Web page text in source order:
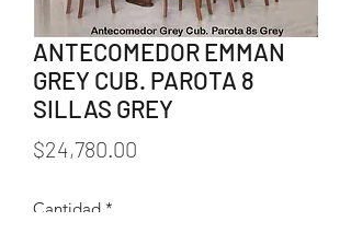
ANTECOMEDOR EMMAN
GREY CUB. PAROTA 8
SILLAS GREY
$24,780.00
Cantidad *